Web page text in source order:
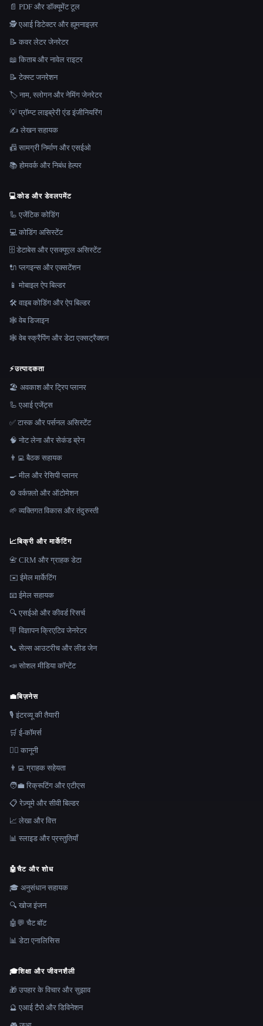
📄 PDF और डॉक्यूमेंट टूल
🕵️ एआई डिटेक्टर और ह्यूमनाइज़र
📝 कवर लेटर जेनरेटर
📖 किताब और नावेल राइटर
📝 टेक्स्ट जनरेशन
🏷️ नाम, स्लोगन और नेमिंग जेनरेटर
💡 प्रॉम्प्ट लाइब्रेरी एंड इंजीनियरिंग
✍️ लेखन सहायक
📠 सामग्री निर्माण और एसईओ
📚 होमवर्क और निबंध हेल्पर
💻कोड और डेवलपमेंट
🦾 एजेंटिक कोडिंग
💻 कोडिंग असिस्टेंट
🗄️ डेटाबेस और एसक्यूएल असिस्टेंट
🔌 प्लगइन्स और एक्सटेंशन
📱 मोबाइल ऐप बिल्डर
🛠️ वाइब कोडिंग और ऐप बिल्डर
🕸 वेब डिजाइन
🕸️ वेब स्क्रैपिंग और डेटा एक्सट्रैक्शन
⚡उत्पादकता
🏖 अवकाश और ट्रिप प्लानर
🦾 एआई एजेंट्स
✅ टास्क और पर्सनल असिस्टेंट
🧠 नोट लेना और सेकंड ब्रेन
👨‍💻 बैठक सहायक
🍳 मील और रेसिपी प्लानर
⚙️ वर्कफ़्लो और ऑटोमेशन
🌱 व्यक्तिगत विकास और तंदुरुस्ती
📈बिक्री और मार्केटिंग
📇 CRM और ग्राहक डेटा
✉️ ईमेल मार्केटिंग
📧 ईमेल सहायक
🔍 एसईओ और कीवर्ड रिसर्च
🪧 विज्ञापन क्रिएटिव जेनरेटर
📞 सेल्स आउटरीच और लीड जेन
📣 सोशल मीडिया कॉन्टेंट
💼बिज़नेस
🎙️ इंटरव्यू की तैयारी
🛒 ई-कॉमर्स
👩‍⚖️ कानूनी
👨‍💻 ग्राहक सहेयता
🧑‍💼 रिक्रूटिंग और एटीएस
📋 रेज़्यूमे और सीवी बिल्डर
📈 लेखा और वित्त
📊 स्लाइड और प्रस्तुतियाँ
🤖चैट और शोध
🎓 अनुसंधान सहायक
🔍 खोज इंजन
🤖💬 चैट बॉट
📊 डेटा एनालिसिस
🎓शिक्षा और जीवनशैली
🎁 उपहार के विचार और सुझाव
🔮 एआई टैरो और डिविनेशन